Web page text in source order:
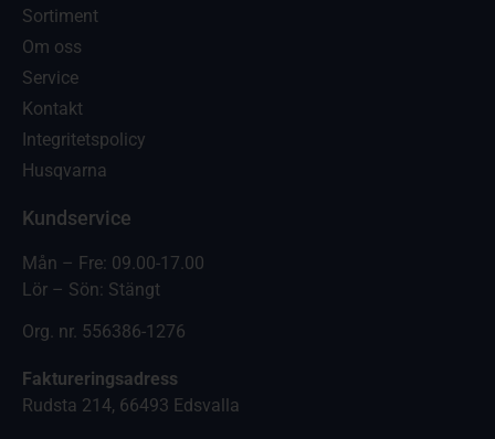
Sortiment
Om oss
Service
Kontakt
Integritetspolicy
Husqvarna
Kundservice
Mån – Fre: 09.00-17.00
Lör – Sön: Stängt
Org. nr. 556386-1276
Faktureringsadress
Rudsta 214, 66493 Edsvalla